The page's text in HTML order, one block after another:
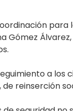
Gómez
a los
de reinserción